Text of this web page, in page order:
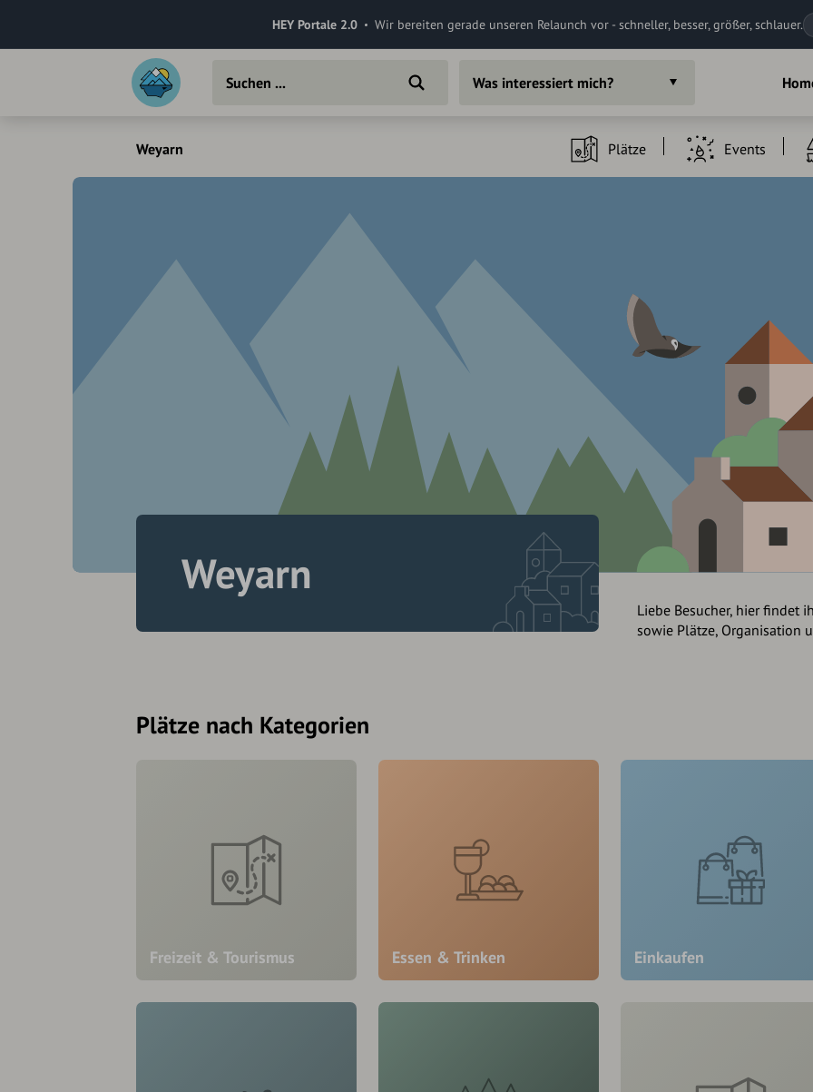
HEY Portale 2.0 Wir bereiten gerade unseren Relaunch vor - schneller, besser, größer, schlauer.
Was interessiert mich?
Weyarn Plätze Events
Weyarn
Liebe Besucher, hier findet
sowie Plätze, Organisation
Plätze nach Kategorien
Freizeit & Tourismus Essen & Trinken Einkaufen